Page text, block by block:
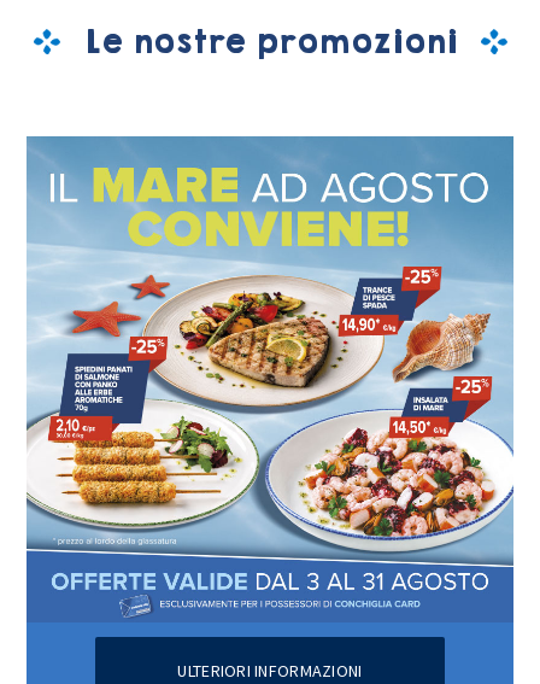
Le nostre promozioni
ULTERIORI INFORMAZIONI